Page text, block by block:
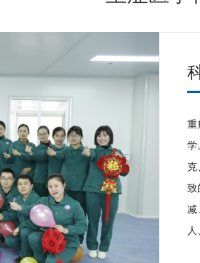
诊疗项目查询
住院指南
药品信息查询
医疗保险
重
学
克
致
减